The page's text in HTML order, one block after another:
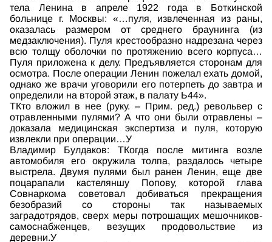
тела Ленина в апреле 1922 года в Боткинской
больнице г. Москвы: «…пуля, извлеченная из раны,
оказалась размером от среднего браунинга (из
медзаключения). Пуля крестообразно надрезана через
всю толщу оболочки по протяжению всего корпуса…
Пуля приложена к делу. Предъявляется сторонам для
осмотра. После операции Ленин пожелал ехать домой,
однако же врачи уговорили его потерпеть до завтра и
определили на второй этаж, в палату Ь44».
ТКто вложил в нее (руку. – Прим. ред.) револьвер с
отравленными пулями? А что они были отравлены –
доказала медицинская экспертиза и пуля, которую
извлекли при операции…У
Владимир Булдаков: ТКогда после митинга возле
автомобиля его окружила толпа, раздалось четыре
выстрела. Двумя пулями был ранен Ленин, еще две
поцарапали кастеляншу Попову, которой глава
Совнаркома советовал добиваться прекращения
безобразий со стороны так называемых
заградотрядов, сверх меры потрошащих мешочников-
самоснабженцев, везущих продовольствие из
деревни.У